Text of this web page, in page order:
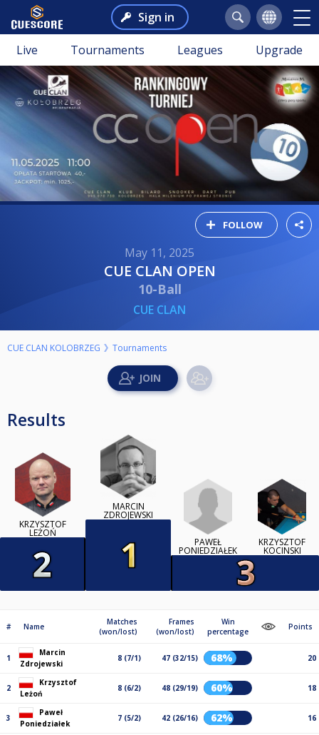
Sign in
Live Tournaments Leagues Upgrade
FOLLOW
May 11, 2025
CUE CLAN OPEN
10-Ball
CUE CLAN
CUE CLAN KOLOBRZEG Tournaments
Results
KRZYSZTOF
LEŻOŃ
MARCIN
ZDROJEWSKI
PAWEŁ
PONIEDZIAŁEK
KRZYSZTOF
KOCINSKI
# Name
Matches
(won/lost)
Frames
(won/lost)
Win
percentage
Points
1
Marcin
Zdrojewski
8 (7/1) 47 (32/15) 68% 20
2
Krzysztof
Leżoń
8 (6/2) 48 (29/19) 60% 18
3
Paweł
Poniedziałek
7 (5/2) 42 (26/16) 62% 16